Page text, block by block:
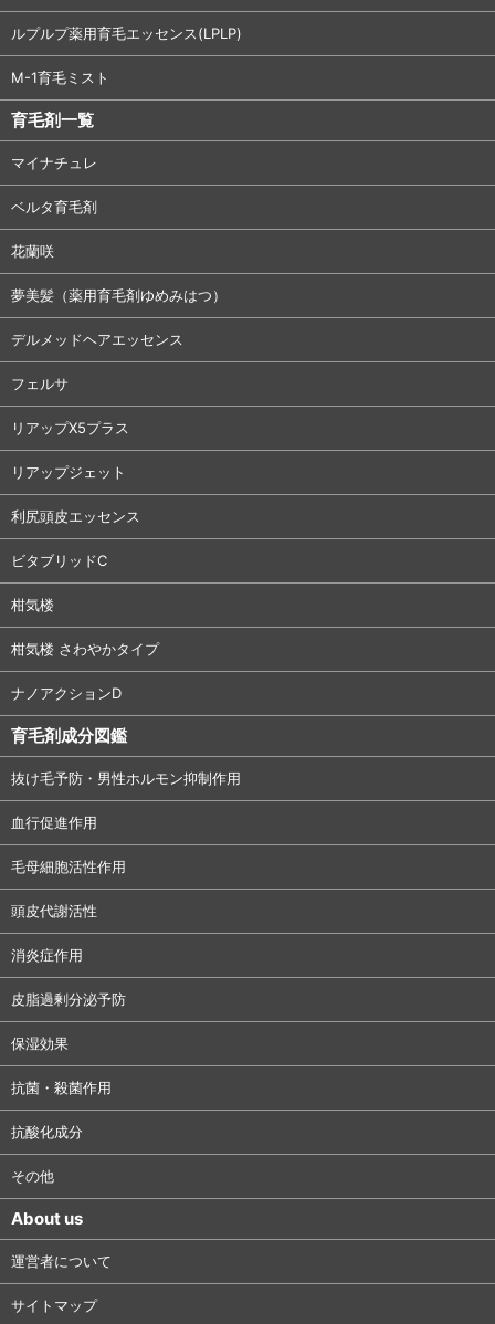
ルプルプ薬用育毛エッセンス(LPLP)
M-1育毛ミスト
育毛剤一覧
マイナチュレ
ベルタ育毛剤
花蘭咲
夢美髪（薬用育毛剤ゆめみはつ）
デルメッドヘアエッセンス
フェルサ
リアップX5プラス
リアップジェット
利尻頭皮エッセンス
ビタブリッドC
柑気楼
柑気楼 さわやかタイプ
ナノアクションD
育毛剤成分図鑑
抜け毛予防・男性ホルモン抑制作用
血行促進作用
毛母細胞活性作用
頭皮代謝活性
消炎症作用
皮脂過剰分泌予防
保湿効果
抗菌・殺菌作用
抗酸化成分
その他
About us
運営者について
サイトマップ